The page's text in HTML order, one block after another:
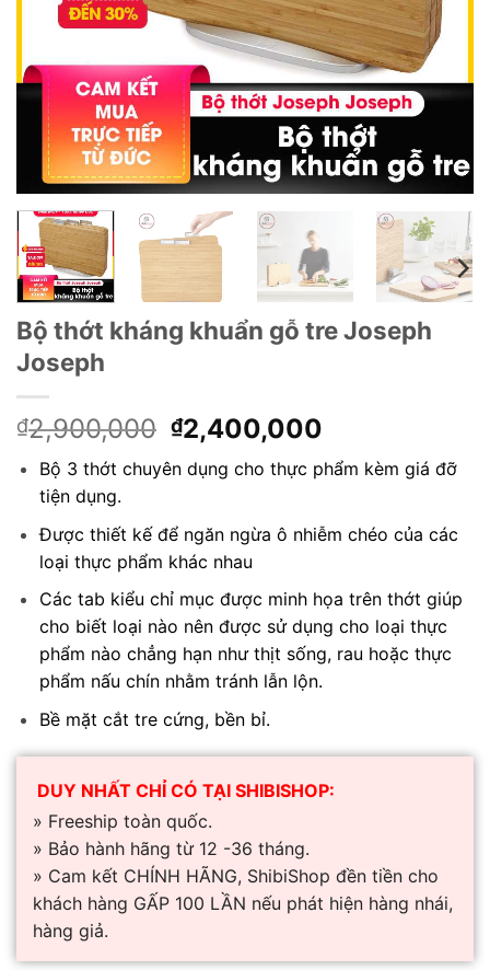
Bộ thớt kháng khuẩn gỗ tre Joseph
Joseph
₫2,900,000 Giá
gốc
là:
₫2,400,000
hiện
tại
₫2,400,000.
Bộ 3 thớt chuyên dụng cho thực phẩm kèm giá đỡ
tiện dụng.
Được thiết kế để ngăn ngừa ô nhiễm chéo của các
loại thực phẩm khác nhau
Các tab kiểu chỉ mục được minh họa trên thớt giúp
cho biết loại nào nên được sử dụng cho loại thực
phẩm nào chẳng hạn như thịt sống, rau hoặc thực
phẩm nấu chín nhằm tránh lẫn lộn.
Bề mặt cắt tre cứng, bền bỉ.
DUY NHẤT CHỈ CÓ TẠI SHIBISHOP:
» Freeship toàn quốc.
» Bảo hành hãng từ 12 -36 tháng.
» Cam kết CHÍNH HÃNG, ShibiShop đền tiền cho
khách hàng GẤP 100 LẦN nếu phát hiện hàng nhái,
hàng giả.